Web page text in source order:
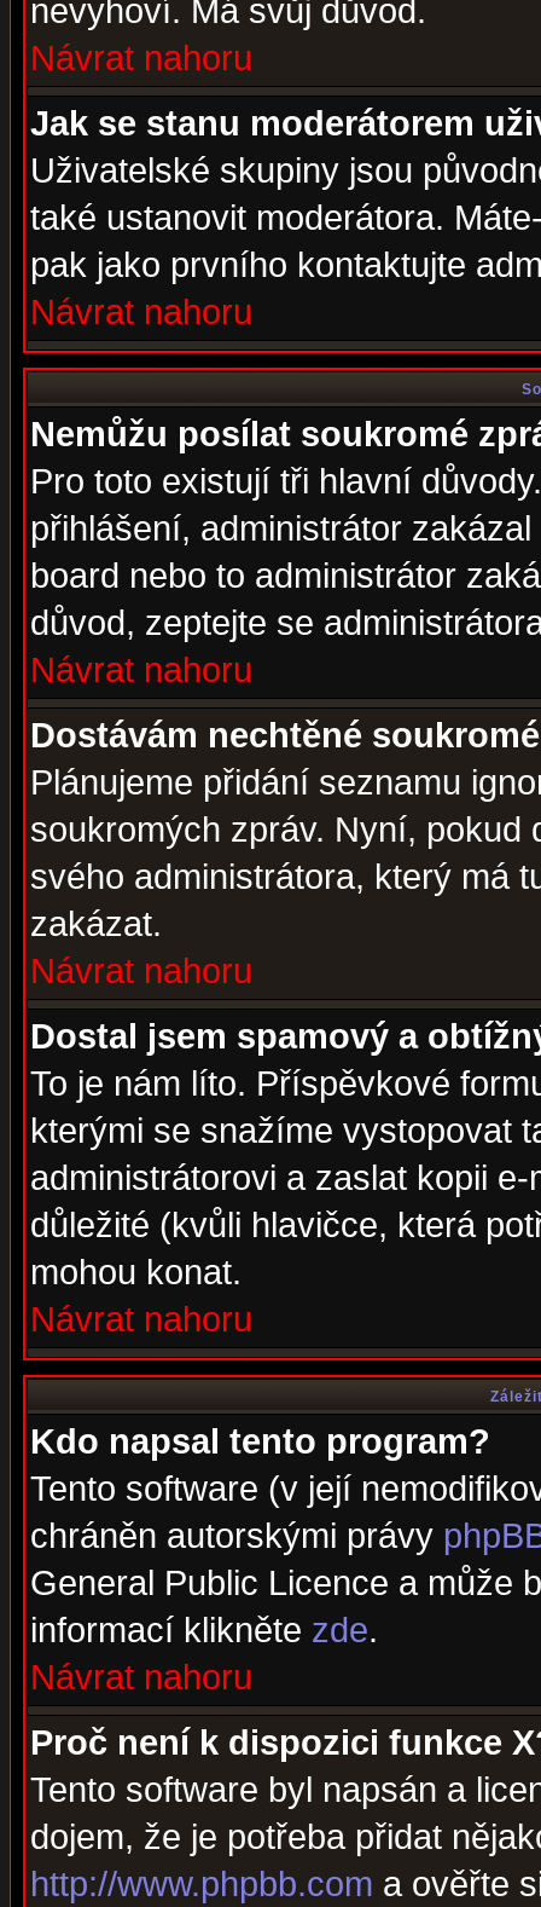
nevyhoví. Má svůj důvod.
Návrat nahoru
Jak se stanu moderátorem
Uživatelské skupiny jsou
také ustanovit moderátora.
pak jako prvního kontaktujte
Návrat nahoru
Nemůžu posílat soukromé
Pro toto existují tři hlavní
přihlášení, administrátor
board nebo to administrátor
důvod, zeptejte se
Návrat nahoru
Dostávám nechtěné
Plánujeme přidání seznamu
soukromých zpráv. Nyní, pokud
svého administrátora, který má
zakázat.
Návrat nahoru
Dostal jsem spamový a
To je nám líto. Příspěvkové
kterými se snažíme vystopovat
administrátorovi a zaslat kopii
důležité (kvůli hlavičce, která
mohou konat.
Návrat nahoru
Kdo napsal tento program?
Tento software (v její
chráněn autorskými právy
General Public Licence a může
informací klikněte zde.
Návrat nahoru
Proč není k dispozici funkce
Tento software byl napsán a
dojem, že je potřeba přidat
http://www.phpbb.com a ověřte